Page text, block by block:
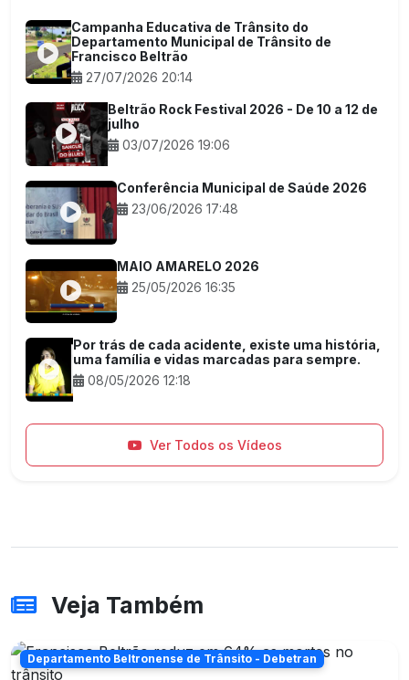
Campanha Educativa de Trânsito do
Departamento Municipal de Trânsito de
Francisco Beltrão
27/07/2026 20:14
Beltrão Rock Festival 2026 - De 10 a 12 de
julho
03/07/2026 19:06
Conferência Municipal de Saúde 2026
23/06/2026 17:48
MAIO AMARELO 2026
25/05/2026 16:35
Por trás de cada acidente, existe uma história,
uma família e vidas marcadas para sempre.
08/05/2026 12:18
Ver Todos os Vídeos
Veja Também
Departamento Beltronense de Trânsito - Debetran